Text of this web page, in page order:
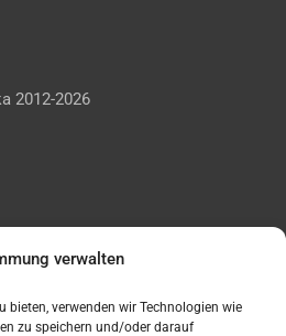
verwalten
bieten, verwenden wir Technologien wie
zu speichern und/oder darauf
2012-2026
oglas